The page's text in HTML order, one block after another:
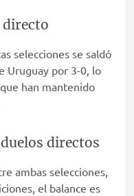
selecciones se saldó
Uruguay por 3-0, lo
han mantenido
directos
ambas selecciones,
el balance es